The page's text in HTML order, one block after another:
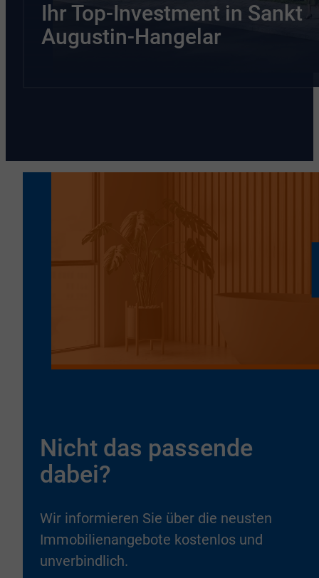
Ihr Top-Investment in Sankt
Augustin-Hangelar
Nicht das passende
dabei?
Wir informieren Sie über die neusten
Immobilienangebote kostenlos und
unverbindlich.